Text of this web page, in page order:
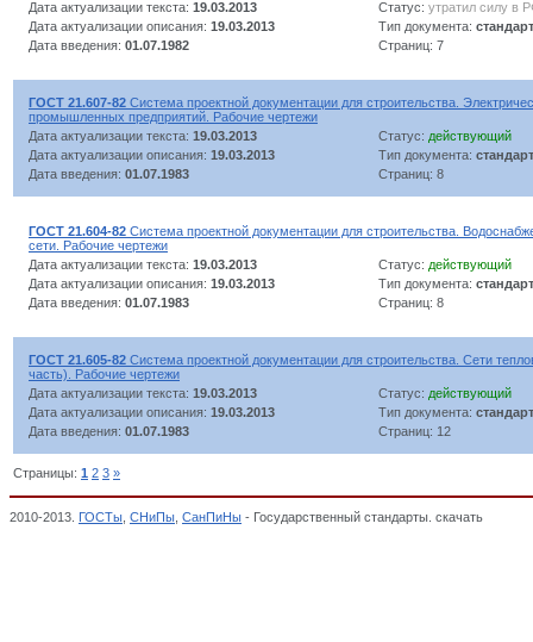
Дата актуализации текста: 19.03.2013 Статус: утратил силу в
Дата актуализации описания: 19.03.2013 Тип документа: стандарт
Дата введения: 01.07.1982 Страниц: 7
ГОСТ 21.607-82 Система проектной документации для строительства.
промышленных предприятий. Рабочие чертежи
Дата актуализации текста: 19.03.2013 Статус: действующий
Дата актуализации описания: 19.03.2013 Тип документа: стандарт
Дата введения: 01.07.1983 Страниц: 8
ГОСТ 21.604-82 Система проектной документации для строительства.
сети. Рабочие чертежи
Дата актуализации текста: 19.03.2013 Статус: действующий
Дата актуализации описания: 19.03.2013 Тип документа: стандарт
Дата введения: 01.07.1983 Страниц: 8
ГОСТ 21.605-82 Система проектной документации для строительства. Сети
часть). Рабочие чертежи
Дата актуализации текста: 19.03.2013 Статус: действующий
Дата актуализации описания: 19.03.2013 Тип документа: стандарт
Дата введения: 01.07.1983 Страниц: 12
Страницы: 1 2 3 »
2010-2013. ГОСТы СНиПы СанПиНы - Государственный стандарты. скачать